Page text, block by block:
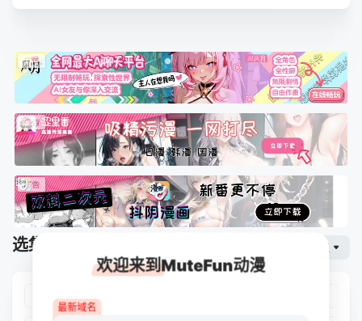
选集播放 网页专线
欢迎来到MuteFun动漫
最新域名